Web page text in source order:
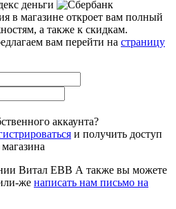
в магазине откроет вам полный
а также к скидкам.
вам перейти на страницу
аккаунта?
и получить доступ
Витал ЕВВ А также вы можете
же написать нам письмо на